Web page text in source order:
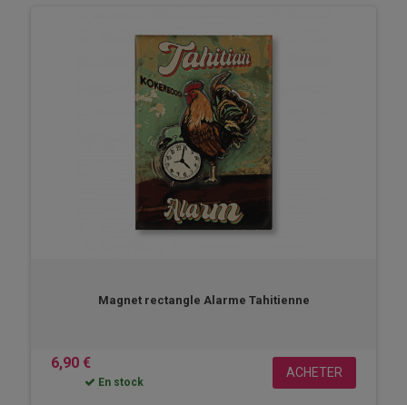
Magnet rectangle Alarme Tahitienne
6,90 €
En stock
ACHETER